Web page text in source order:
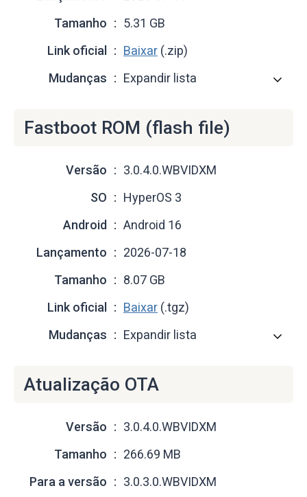
Tamanho
5.31 GB
Link oficial
Baixar (.zip)
Mudanças
Expandir lista
Fastboot ROM (flash file)
Versão
3.0.4.0.WBVIDXM
SO
HyperOS 3
Android
Android 16
Lançamento
2026-07-18
Tamanho
8.07 GB
Link oficial
Baixar (.tgz)
Mudanças
Expandir lista
Atualização OTA
Versão
3.0.4.0.WBVIDXM
Tamanho
266.69 MB
Para a versão
3.0.3.0.WBVIDXM